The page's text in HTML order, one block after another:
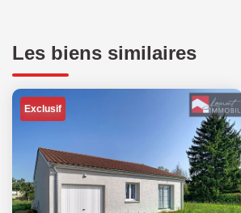
Les biens similaires
Exclusif